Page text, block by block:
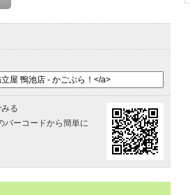
る
バーコードから簡単に